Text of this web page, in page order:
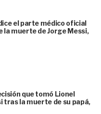
el parte médico oficial
la muerte de Jorge Messi,
que tomó Lionel
tras la muerte de su papá,